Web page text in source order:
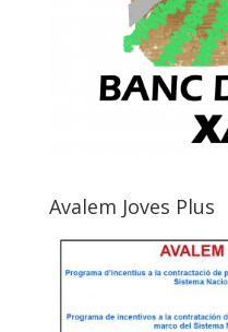
Avalem Joves Plus